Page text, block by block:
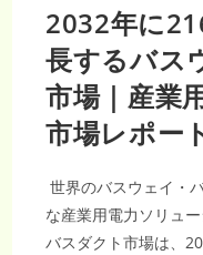
2032年に
長するバス
市場｜産業
市場レポー
世界のバスウェイ・
な産業用電力ソリュ
バスダクト市場は、